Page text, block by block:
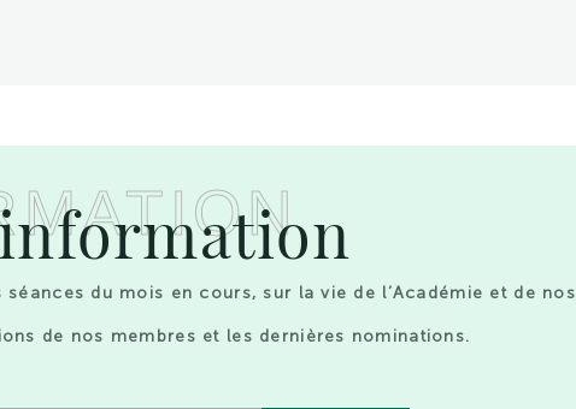
du mois en cours, sur la vie de l’Académie et de nos
de nos membres et les dernières nominations.